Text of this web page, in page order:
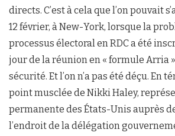
directs. C’est à cela que l’on pouvait
12 février, à New-York, lorsque la
processus électoral en RDC a été
jour de la réunion en « formule Arria
sécurité. Et l’on n’a pas été déçu. En
point musclée de Nikki Haley,
permanente des États-Unis auprès
l’endroit de la délégation